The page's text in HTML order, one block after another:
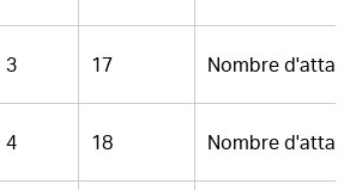
3 17 Nombre
4 18 Nombre